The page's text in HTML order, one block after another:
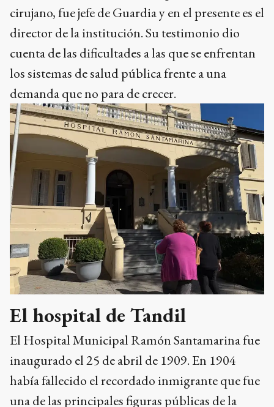
cirujano, fue jefe de Guardia y en el presente es el
director de la institución. Su testimonio dio
cuenta de las dificultades a las que se enfrentan
los sistemas de salud pública frente a una
demanda que no para de crecer.
El hospital de Tandil
El Hospital Municipal Ramón Santamarina fue
inaugurado el 25 de abril de 1909. En 1904
había fallecido el recordado inmigrante que fue
una de las principales figuras públicas de la